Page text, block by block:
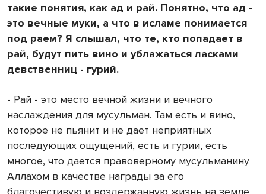
такие понятия, как ад и рай. Понятно, что ад -
это вечные муки, а что в исламе понимается
под раем? Я слышал, что те, кто попадает в
рай, будут пить вино и ублажаться ласками
девственниц - гурий.
- Рай - это место вечной жизни и вечного
наслаждения для мусульман. Там есть и вино,
которое не пьянит и не дает неприятных
последующих ощущений, есть и гурии, есть
многое, что дается правоверному мусульманину
Аллахом в качестве награды за его